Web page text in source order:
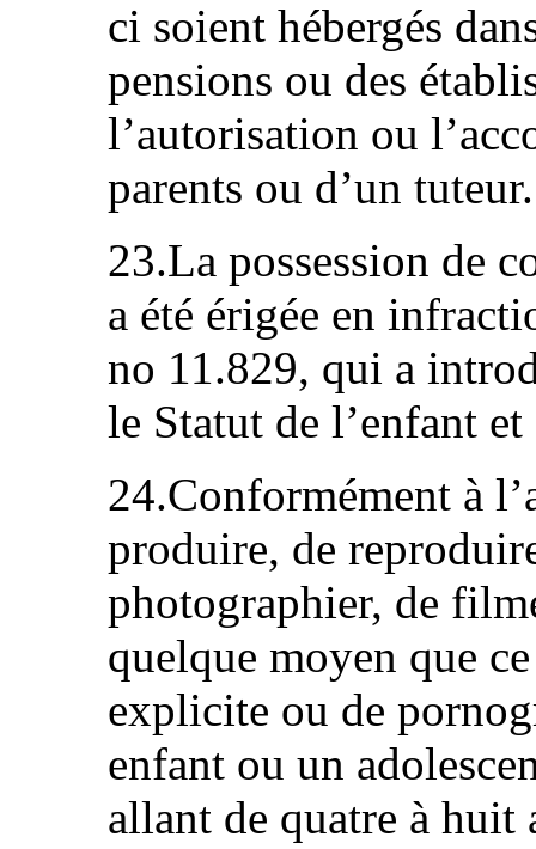
ci soient hébergés
pensions ou des
l’autorisation ou
parents ou d’un tuteur.
23.La possession de
a été érigée en
no 11.829, qui a
le Statut de l’enfant et
24.Conformément à
produire, de
photographier, de
quelque moyen que
explicite ou de
enfant ou un
allant de quatre à huit